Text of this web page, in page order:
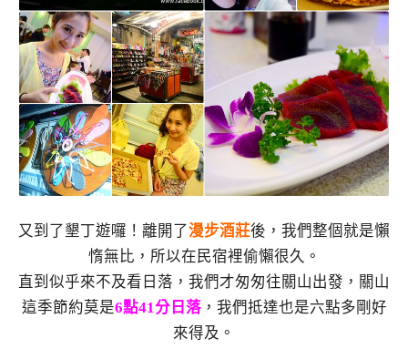
又到了墾丁遊囉！離開了漫步酒莊後，我們整個就是懶
惰無比，所以在民宿裡偷懶很久。
直到似乎來不及看日落，我們才匆匆往關山出發，關山
這季節約莫是6點41分日落，我們抵達也是六點多剛好
來得及。